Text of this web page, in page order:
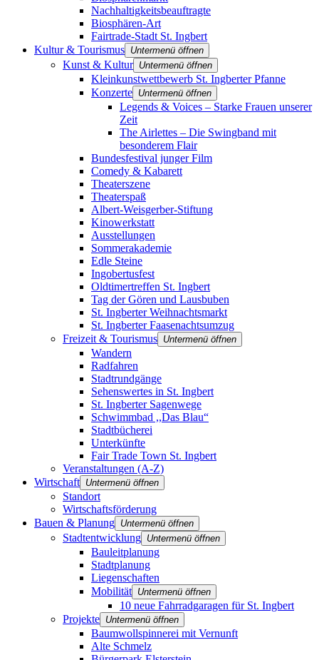
Nachhaltigkeitsbeauftragte
Biosphären-Art
Fairtrade-Stadt St. Ingbert
Kultur & Tourismus Untermenü öffnen
Kunst & Kultur Untermenü öffnen
Kleinkunstwettbewerb St. Ingberter Pfanne
Konzerte Untermenü öffnen
Legends & Voices – Starke Frauen unserer
Zeit
The Airlettes – Die Swingband mit
besonderem Flair
Bundesfestival junger Film
Comedy & Kabarett
Theaterszene
Theaterspaß
Albert-Weisgerber-Stiftung
Kinowerkstatt
Ausstellungen
Sommerakademie
Edle Steine
Ingobertusfest
Oldtimertreffen St. Ingbert
Tag der Gören und Lausbuben
St. Ingberter Weihnachtsmarkt
St. Ingberter Faasenachtsumzug
Freizeit & Tourismus Untermenü öffnen
Wandern
Radfahren
Stadtrundgänge
Sehenswertes in St. Ingbert
St. Ingberter Sagenwege
Schwimmbad ,,Das Blau“
Stadtbücherei
Unterkünfte
Fair Trade Town St. Ingbert
Veranstaltungen (A-Z)
Wirtschaft Untermenü öffnen
Standort
Wirtschaftsförderung
Bauen & Planung Untermenü öffnen
Stadtentwicklung Untermenü öffnen
Bauleitplanung
Stadtplanung
Liegenschaften
Mobilität Untermenü öffnen
10 neue Fahrradgaragen für St. Ingbert
Projekte Untermenü öffnen
Baumwollspinnerei mit Vernunft
Alte Schmelz